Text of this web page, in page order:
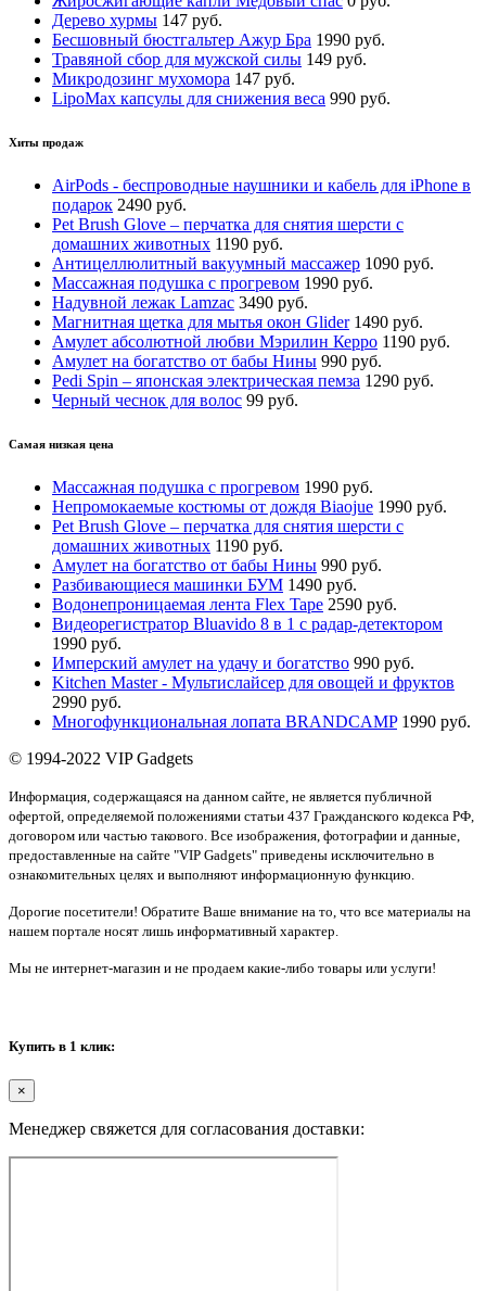
Дерево хурмы 147 руб.
Бесшовный бюстгальтер Ажур Бра 1990 руб.
Травяной сбор для мужской силы 149 руб.
Микродозинг мухомора 147 руб.
LipoМax капсулы для снижения веса 990 руб.
Хиты продаж
AirPods - беспроводные наушники и кабель для iPhone в
подарок 2490 руб.
Pet Brush Glove – перчатка для снятия шерсти с
домашних животных 1190 руб.
Антицеллюлитный вакуумный массажер 1090 руб.
Массажная подушка с прогревом 1990 руб.
Надувной лежак Lamzac 3490 руб.
Магнитная щетка для мытья окон Glider 1490 руб.
Амулет абсолютной любви Мэрилин Керро 1190 руб.
Амулет на богатство от бабы Нины 990 руб.
Pedi Spin – японская электрическая пемза 1290 руб.
Черный чеснок для волос 99 руб.
Самая низкая цена
Массажная подушка с прогревом 1990 руб.
Непромокаемые костюмы от дождя Biaojue 1990 руб.
Pet Brush Glove – перчатка для снятия шерсти с
домашних животных 1190 руб.
Амулет на богатство от бабы Нины 990 руб.
Разбивающиеся машинки БУМ 1490 руб.
Водонепроницаемая лента Flex Tape 2590 руб.
Видеорегистратор Bluavido 8 в 1 с радар-детектором
1990 руб.
Имперский амулет на удачу и богатство 990 руб.
Kitchen Master - Мультислайсер для овощей и фруктов
2990 руб.
Многофункциональная лопата BRANDCAMP 1990 руб.
© 1994-2022 VIP Gadgets
Информация, содержащаяся на данном сайте, не является публичной
офертой, определяемой положениями статьи 437 Гражданского кодекса РФ,
договором или частью такового. Все изображения, фотографии и данные,
предоставленные на сайте "VIP Gadgets" приведены исключительно в
ознакомительных целях и выполняют информационную функцию.
Дорогие посетители! Обратите Ваше внимание на то, что все материалы на
нашем портале носят лишь информативный характер.
Мы не интернет-магазин и не продаем какие-либо товары или услуги!
Купить в 1 клик:
×
Менеджер свяжется для согласования доставки: